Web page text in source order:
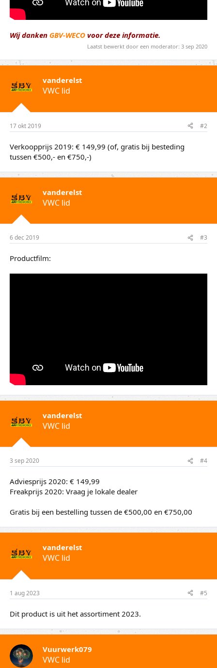
Wij danken GBV-WECO voor deze informatie.
Laatst bewerkt door een moderator: 3 sep 2020
vanderelst
VWC lid
17 okt 2019 #2
Verkoopprijs 2019: € 149,99 (of, gratis bij besteding
tussen €500,- en €750,-)
vanderelst
VWC lid
6 dec 2019 #3
Productfilm:
vanderelst
VWC lid
3 sep 2020 #4
Adviesprijs 2020: € 149,99
Freakprijs 2020: Vraag je lokale dealer
Gratis bij een bestelling tussen de €500,00 en €750,00
vanderelst
VWC lid
1 aug 2023 #5
Dit product is uit het assortiment 2023.
Vuurwerk079
VWC lid